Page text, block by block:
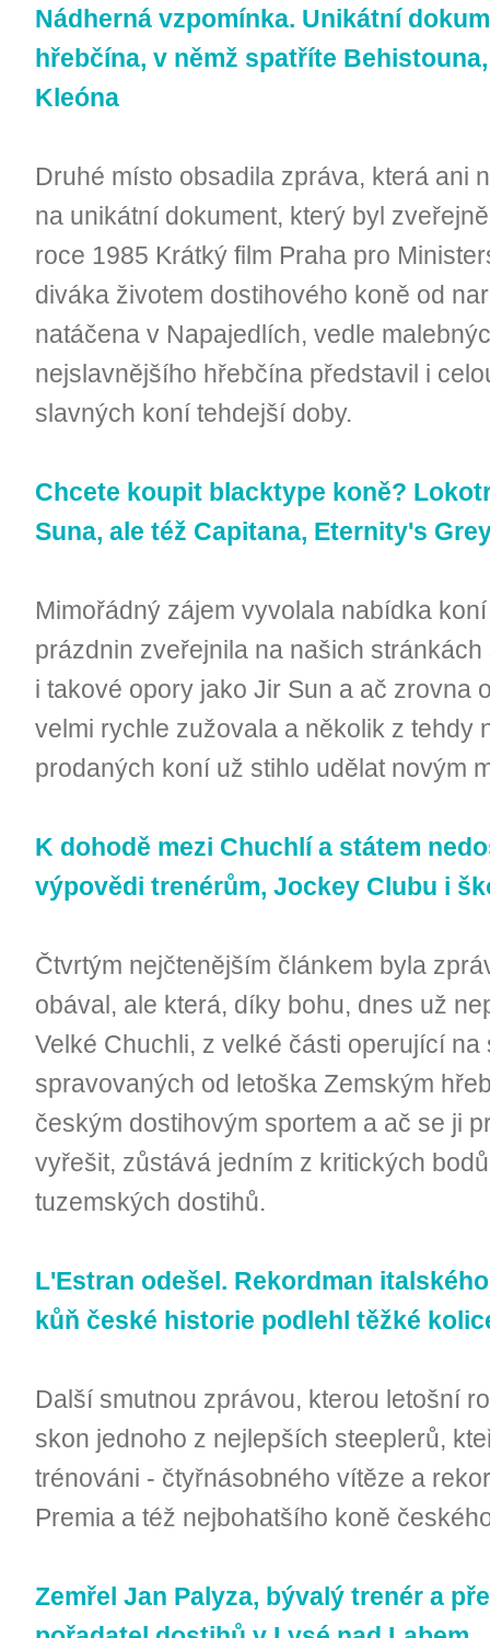
Nádherná vzpomínka. Unikátní
hřebčína, v němž spatříte
Kleóna
Druhé místo obsadila zpráva, která ani
na unikátní dokument, který byl
roce 1985 Krátký film Praha pro
diváka životem dostihového koně od
natáčena v Napajedlích, vedle
nejslavnějšího hřebčína představil i
slavných koní tehdejší doby.
Chcete koupit blacktype koně?
Suna, ale též Capitana, Eternity's
Mimořádný zájem vyvolala nabídka
prázdnin zveřejnila na našich
i takové opory jako Jir Sun a ač zrovna
velmi rychle zužovala a několik z tehdy
prodaných koní už stihlo udělat novým
K dohodě mezi Chuchlí a státem
výpovědi trenérům, Jockey Clubu i
Čtvrtým nejčtenějším článkem byla
obával, ale která, díky bohu, dnes už
Velké Chuchli, z velké části operující
spravovaných od letoška Zemským
českým dostihovým sportem a ač se ji
vyřešit, zůstává jedním z kritických
tuzemských dostihů.
L'Estran odešel. Rekordman
kůň české historie podlehl těžké
Další smutnou zprávou, kterou letošní
skon jednoho z nejlepších steeplerů,
trénováni - čtyřnásobného vítěze a
Premia a též nejbohatšího koně
Zemřel Jan Palyza, bývalý trenér a